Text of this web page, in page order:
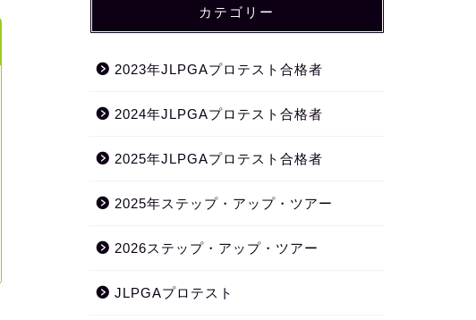
カテゴリー
2023年JLPGAプロテスト合格者
2024年JLPGAプロテスト合格者
2025年JLPGAプロテスト合格者
2025年ステップ・アップ・ツアー
2026ステップ・アップ・ツアー
JLPGAプロテスト